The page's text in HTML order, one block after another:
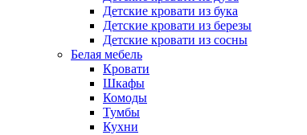
Детские кровати из бука
Детские кровати из березы
Детские кровати из сосны
Белая мебель
Кровати
Шкафы
Комоды
Тумбы
Кухни